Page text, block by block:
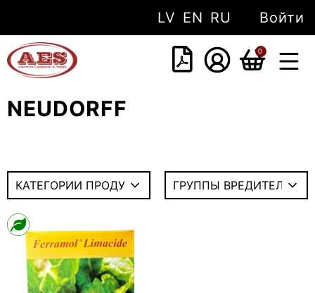
LV EN RU Войти
0
NEUDORFF